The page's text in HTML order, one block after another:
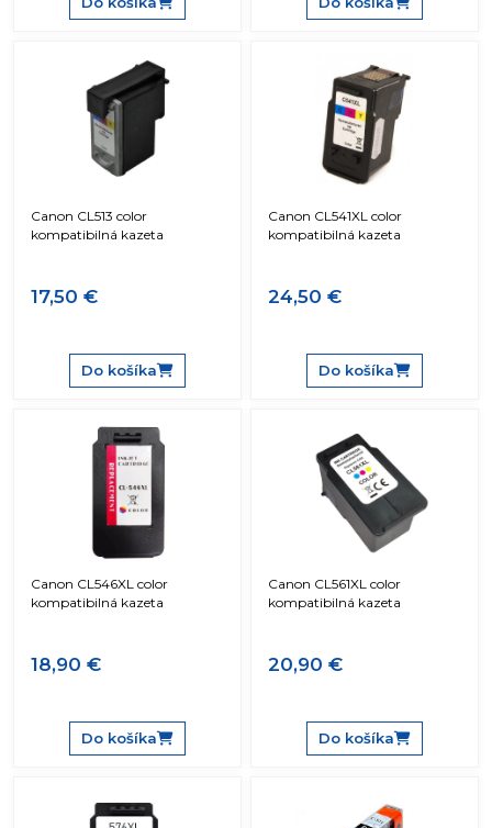
Canon CL513 color
kompatibilná kazeta
17,50 €
Do košíka
Canon CL541XL color
kompatibilná kazeta
24,50 €
Do košíka
Canon CL546XL color
kompatibilná kazeta
18,90 €
Do košíka
Canon CL561XL color
kompatibilná kazeta
20,90 €
Do košíka